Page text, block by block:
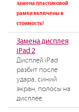
замена пластиковой
рамки включены в
стоимость!
Замена дисплея
iPad 2
Дисплей iPad
разбит после
удара, синий
экран, полосы на
дисплее.